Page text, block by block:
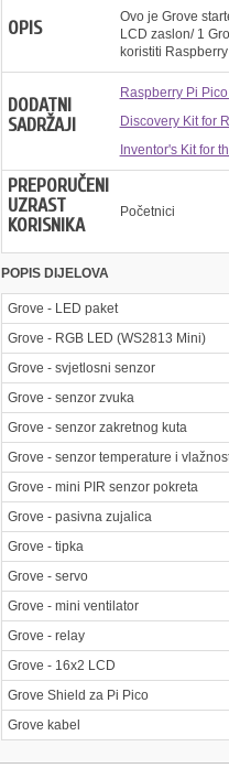
OPIS
Ovo je Grove
LCD zaslon/ 1
koristiti
DODATNI
SADRŽAJI
Raspberry Pi
Discovery Kit for
Inventor's Kit for
PREPORUČENI
UZRAST
KORISNIKA
Početnici
POPIS DIJELOVA
Grove - LED paket
Grove - RGB LED (WS2813 Mini)
Grove - svjetlosni senzor
Grove - senzor zvuka
Grove - senzor zakretnog kuta
Grove - senzor temperature i
Grove - mini PIR senzor pokreta
Grove - pasivna zujalica
Grove - tipka
Grove - servo
Grove - mini ventilator
Grove - relay
Grove - 16x2 LCD
Grove Shield za Pi Pico
Grove kabel